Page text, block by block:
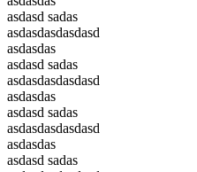
asdasd sadas
asdasdasdasdasd
asdasdas
asdasd sadas
asdasdasdasdasd
asdasdas
asdasd sadas
asdasdasdasdasd
asdasdas
asdasd sadas